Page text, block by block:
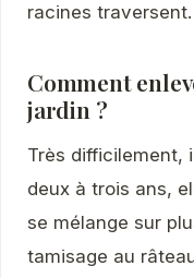
racines traversent.
Comment
jardin ?
Très difficilement,
deux à trois ans,
se mélange sur
tamisage au